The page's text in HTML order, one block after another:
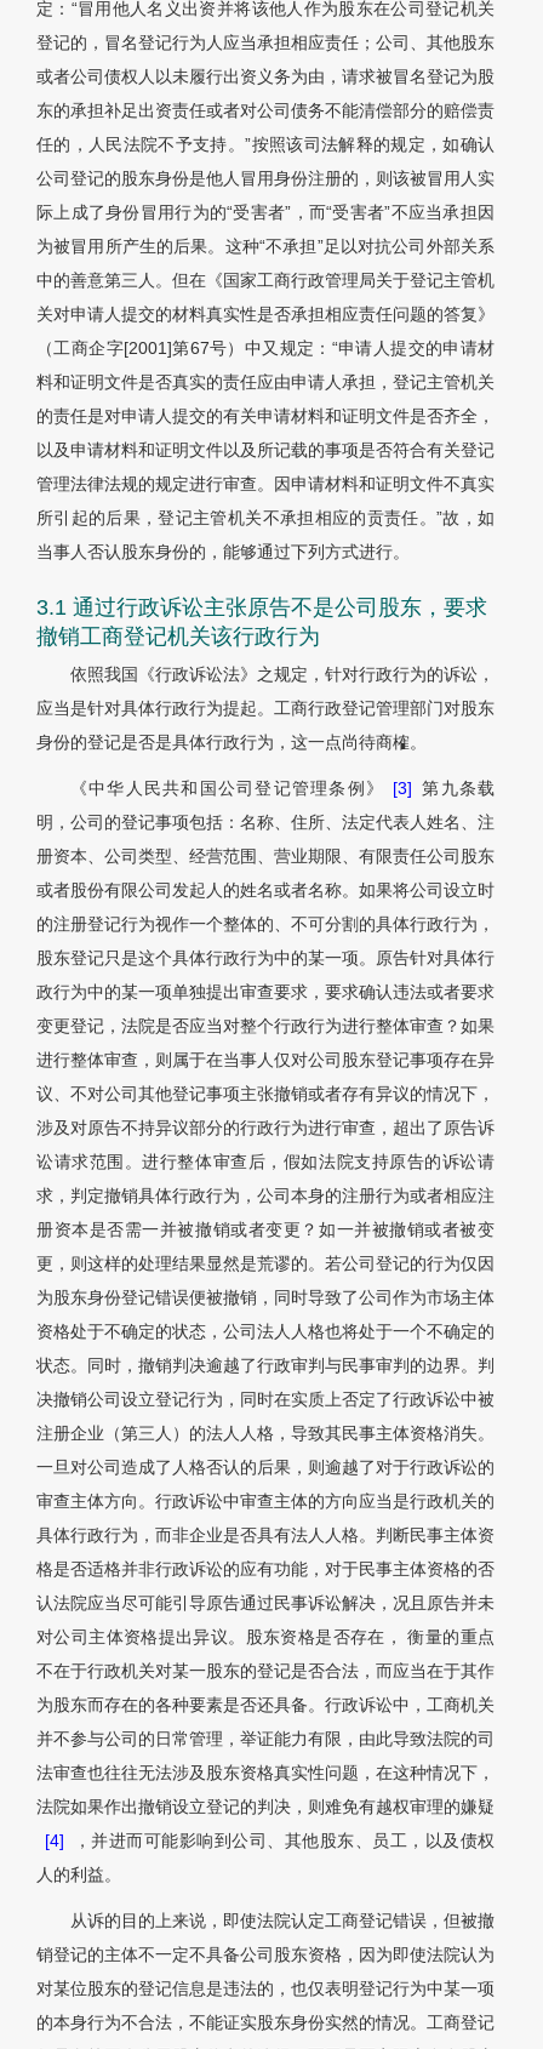
定：“冒用他人名义出资并将该他人作为股东在公司登记机关
登记的，冒名登记行为人应当承担相应责任；公司、其他股东
或者公司债权人以未履行出资义务为由，请求被冒名登记为股
东的承担补足出资责任或者对公司债务不能清偿部分的赔偿责
任的，人民法院不予支持。”按照该司法解释的规定，如确认
公司登记的股东身份是他人冒用身份注册的，则该被冒用人实
际上成了身份冒用行为的“受害者”，而“受害者”不应当承担因
为被冒用所产生的后果。这种“不承担”足以对抗公司外部关系
中的善意第三人。但在《国家工商行政管理局关于登记主管机
关对申请人提交的材料真实性是否承担相应责任问题的答复》
（工商企字[2001]第67号）中又规定：“申请人提交的申请材
料和证明文件是否真实的责任应由申请人承担，登记主管机关
的责任是对申请人提交的有关申请材料和证明文件是否齐全，
以及申请材料和证明文件以及所记载的事项是否符合有关登记
管理法律法规的规定进行审查。因申请材料和证明文件不真实
所引起的后果，登记主管机关不承担相应的贡责任。”故，如
当事人否认股东身份的，能够通过下列方式进行。
3.1 通过行政诉讼主张原告不是公司股东，要求
撤销工商登记机关该行政行为
依照我国《行政诉讼法》之规定，针对行政行为的诉讼，
应当是针对具体行政行为提起。工商行政登记管理部门对股东
身份的登记是否是具体行政行为，这一点尚待商榷。
《中华人民共和国公司登记管理条例》 [3] 第九条载
明，公司的登记事项包括：名称、住所、法定代表人姓名、注
册资本、公司类型、经营范围、营业期限、有限责任公司股东
或者股份有限公司发起人的姓名或者名称。如果将公司设立时
的注册登记行为视作一个整体的、不可分割的具体行政行为，
股东登记只是这个具体行政行为中的某一项。原告针对具体行
政行为中的某一项单独提出审查要求，要求确认违法或者要求
变更登记，法院是否应当对整个行政行为进行整体审查？如果
进行整体审查，则属于在当事人仅对公司股东登记事项存在异
议、不对公司其他登记事项主张撤销或者存有异议的情况下，
涉及对原告不持异议部分的行政行为进行审查，超出了原告诉
讼请求范围。进行整体审查后，假如法院支持原告的诉讼请
求，判定撤销具体行政行为，公司本身的注册行为或者相应注
册资本是否需一并被撤销或者变更？如一并被撤销或者被变
更，则这样的处理结果显然是荒谬的。若公司登记的行为仅因
为股东身份登记错误便被撤销，同时导致了公司作为市场主体
资格处于不确定的状态，公司法人人格也将处于一个不确定的
状态。同时，撤销判决逾越了行政审判与民事审判的边界。判
决撤销公司设立登记行为，同时在实质上否定了行政诉讼中被
注册企业（第三人）的法人人格，导致其民事主体资格消失。
一旦对公司造成了人格否认的后果，则逾越了对于行政诉讼的
审查主体方向。行政诉讼中审查主体的方向应当是行政机关的
具体行政行为，而非企业是否具有法人人格。判断民事主体资
格是否适格并非行政诉讼的应有功能，对于民事主体资格的否
认法院应当尽可能引导原告通过民事诉讼解决，况且原告并未
对公司主体资格提出异议。股东资格是否存在， 衡量的重点
不在于行政机关对某一股东的登记是否合法，而应当在于其作
为股东而存在的各种要素是否还具备。行政诉讼中，工商机关
并不参与公司的日常管理，举证能力有限，由此导致法院的司
法审查也往往无法涉及股东资格真实性问题，在这种情况下，
法院如果作出撤销设立登记的判决，则难免有越权审理的嫌疑
[4]
，并进而可能影响到公司、其他股东、员工，以及债权
人的利益。
从诉的目的上来说，即使法院认定工商登记错误，但被撤
销登记的主体不一定不具备公司股东资格，因为即使法院认为
对某位股东的登记信息是违法的，也仅表明登记行为中某一项
的本身行为不合法，不能证实股东身份实然的情况。工商登记